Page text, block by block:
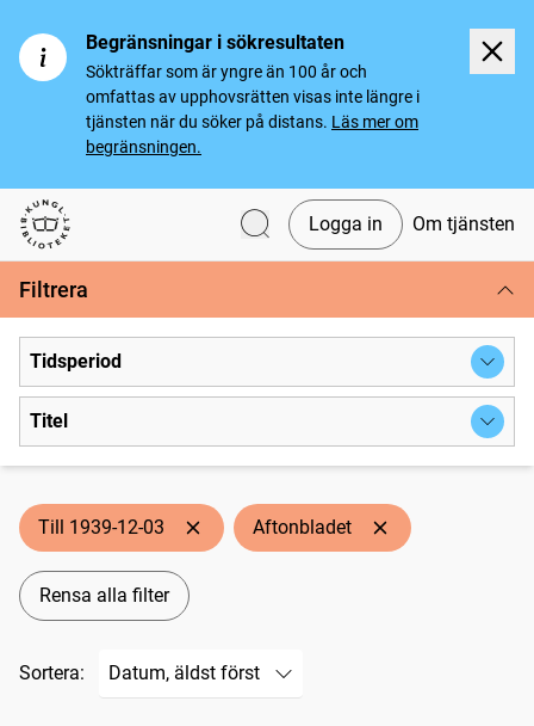
Begränsningar i sökresultaten
Sökträffar som är yngre än 100 år och
omfattas av upphovsrätten visas inte längre i
tjänsten när du söker på distans. Läs mer om
begränsningen.
Svenska tidningar
Logga in Om tjänsten
Filtrera
Tidsperiod
Titel
Till 1939-12-03 Aftonbladet
Rensa alla filter
Sortera: